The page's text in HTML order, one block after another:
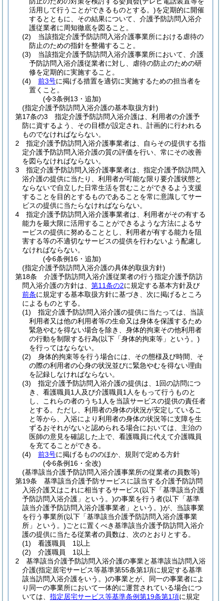
活用して行うことができるものとする。)を定期的に開催
するとともに、その結果について、介護予防訪問入浴介
護従業者に周知徹底を図ること。
(2)
当該指定介護予防訪問入浴介護事業所における虐待の
防止のための指針を整備すること。
(3)
当該指定介護予防訪問入浴介護事業所において、介護
予防訪問入浴介護従業者に対し、虐待の防止のための研
修を定期的に実施すること。
(4)
前3号に掲げる措置を適切に実施するための担当者を
置くこと。
(令3条例13・追加)
(指定介護予防訪問入浴介護の基本取扱方針)
第17条の3
指定介護予防訪問入浴介護は、利用者の介護予
防に資するよう、その目標が設定され、計画的に行われる
ものでなければならない。
2
指定介護予防訪問入浴介護事業者は、自らその提供する指
定介護予防訪問入浴介護の質の評価を行い、常にその改善
を図らなければならない。
3
指定介護予防訪問入浴介護事業者は、指定介護予防訪問入
浴介護の提供に当たり、利用者が可能な限り要介護状態と
ならないで自立した日常生活を営むことができるよう支援
することを目的とするものであることを常に意識してサー
ビスの提供に当たらなければならない。
4
指定介護予防訪問入浴介護事業者は、利用者がその有する
能力を最大限に活用することができるような方法によるサ
ービスの提供に努めることとし、利用者が有する能力を阻
害する等の不適切なサービスの提供を行わないよう配慮し
なければならない。
(令6条例16・追加)
(指定介護予防訪問入浴介護の具体的取扱方針)
第18条
介護予防訪問入浴介護従業者の行う指定介護予防訪
問入浴介護の方針は、 第11条の2に規定する基本方針及び
前条に規定する基本取扱方針に基づき、次に掲げるところ
によるものとする。
(1)
指定介護予防訪問入浴介護の提供に当たっては、当該
利用者又は他の利用者等の生命又は身体を保護するため
緊急やむを得ない場合を除き、身体的拘束その他利用者
の行動を制限する行為(以下「身体的拘束等」という。)
を行ってはならない。
(2)
身体的拘束等を行う場合には、その態様及び時間、そ
の際の利用者の心身の状況並びに緊急やむを得ない理由
を記録しなければならない。
(3)
指定介護予防訪問入浴介護の提供は、1回の訪問につ
き、看護職員1人及び介護職員1人をもって行うものと
し、これらの者のうち1人を当該サービスの提供の責任者
とする。 ただし、利用者の身体の状況が安定しているこ
と等から、入浴により利用者の身体の状況等に支障を生
ずるおそれがないと認められる場合においては、主治の
医師の意見を確認した上で、看護職員に代えて介護職員
を充てることができる。
(4)
前3号に掲げるもののほか、規則で定める方針
(令6条例16・全改)
(基準該当介護予防訪問入浴介護事業所の従業者の員数等)
第19条
基準該当介護予防サービスに該当する介護予防訪問
入浴介護又はこれに相当するサービス(以下「基準該当介護
予防訪問入浴介護」という。)の事業を行う者(以下「基準
該当介護予防訪問入浴介護事業者」という。)が、当該事業
を行う事業所(以下「基準該当介護予防訪問入浴介護事業
所」という。)ごとに置くべき基準該当介護予防訪問入浴介
護の提供に当たる従業者の員数は、次のとおりとする。
(1)
看護職員 1以上
(2)
介護職員 1以上
2
基準該当介護予防訪問入浴介護の事業と基準該当訪問入浴
介護(指定居宅サービス等基準第55条第1項に規定する基準
該当訪問入浴介護をいう。)の事業とが、同一の事業者によ
り同一の事業所において一体的に運営されている場合につ
いては、 指定居宅サービス等基準条例第19条第1項に規定